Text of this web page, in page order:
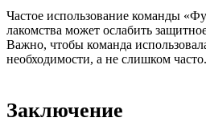
Частое использование команды
лакомства может ослабить
Важно, чтобы команда
необходимости, а не слишком часто.
Заключение